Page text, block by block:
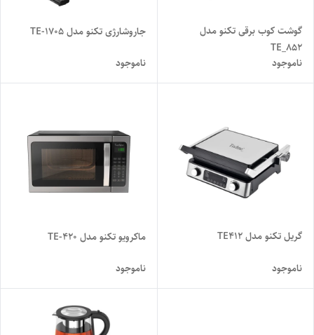
گوشت کوب برقی تکنو مدل
TE_852
ناموجود
جاروشارژی تکنو مدل TE-1705
ناموجود
گریل تکنو مدل TE412
ناموجود
ماکرویو تکنو مدل TE-420
ناموجود